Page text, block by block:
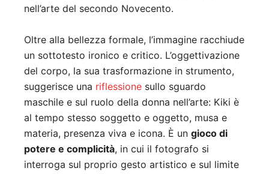
nell’arte del secondo Novecento.
Oltre alla bellezza formale, l’immagine racchiude
un sottotesto ironico e critico. L’oggettivazione
del corpo, la sua trasformazione in strumento,
suggerisce una riflessione sullo sguardo
maschile e sul ruolo della donna nell’arte: Kiki è
al tempo stesso soggetto e oggetto, musa e
materia, presenza viva e icona. È un gioco di
potere e complicità, in cui il fotografo si
interroga sul proprio gesto artistico e sul limite